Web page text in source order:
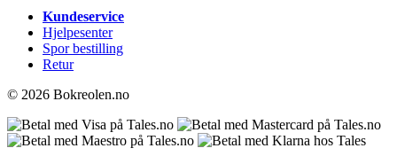
Kundeservice
Hjelpesenter
Spor bestilling
Retur
© 2026 Bokreolen.no